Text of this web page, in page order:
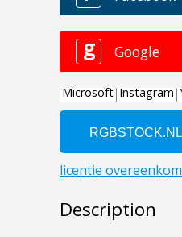
Description